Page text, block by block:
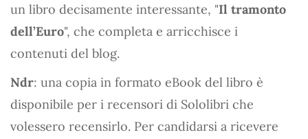
un libro decisamente interessante, "Il tramonto
dell’Euro", che completa e arricchisce i
contenuti del blog.
Ndr: una copia in formato eBook del libro è
disponibile per i recensori di Sololibri che
volessero recensirlo. Per candidarsi a ricevere